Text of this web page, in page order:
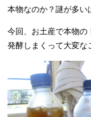
本物なのか？謎が多い
今回、お土産で本物の
発酵しまくって大変な